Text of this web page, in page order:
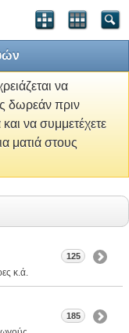
να
δωρεάν πριν
να συμμετέχετε
ματιά στους
κ.ά.
125
185